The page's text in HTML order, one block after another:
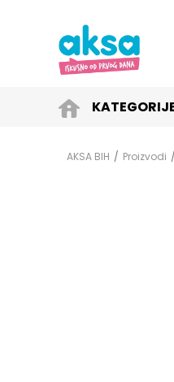
AKSA BIH Proizvodi